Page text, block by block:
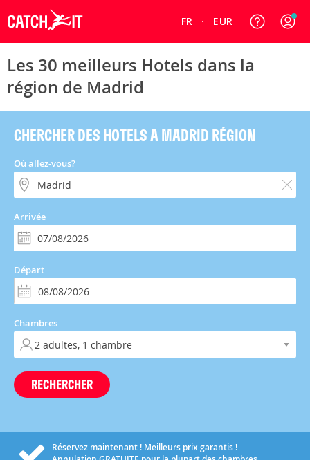
FR EUR
Les 30 meilleurs Hotels dans la
région de Madrid
CHERCHER DES HOTELS A MADRID RÉGION
Où allez-vous?
Arrivée
Départ
Chambres
RECHERCHER
Réservez maintenant ! Meilleurs prix garantis !